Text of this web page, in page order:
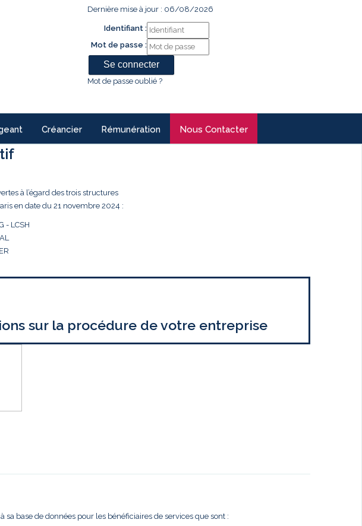
Dernière mise à jour : 06/08/2026
Identifiant :
Mot de passe :
Mot de passe oublié ?
Créancier Rémunération Nous Contacter
à l’égard des trois structures
en date du 21 novembre 2024 :
- LCSH
sur la procédure de votre entreprise
base de données pour les bénéficiaires de services que sont :